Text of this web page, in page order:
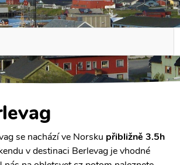
se nachází ve Norsku přibližně 3.5h
v destinaci Berlevag je vhodné